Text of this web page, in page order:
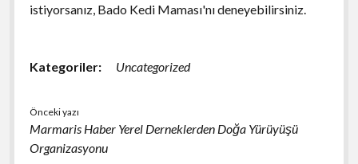
istiyorsanız, Bado Kedi Maması'nı deneyebilirsiniz.
Kategoriler: Uncategorized
Önceki yazı
Marmaris Haber Yerel Derneklerden Doğa Yürüyüşü
Organizasyonu